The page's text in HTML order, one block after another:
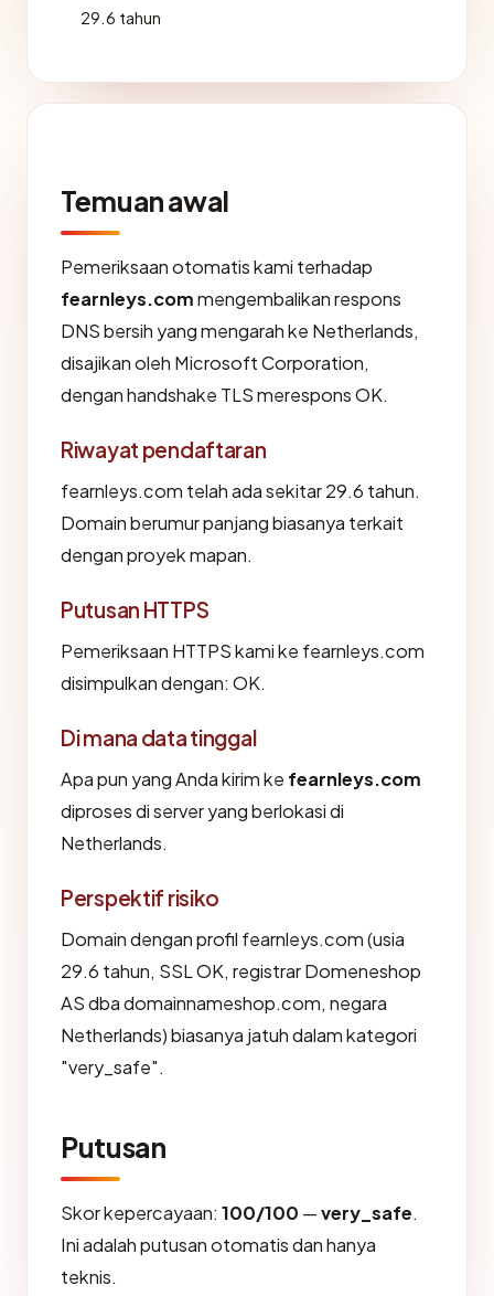
29.6 tahun
Temuan awal
Pemeriksaan otomatis kami terhadap
fearnleys.commengembalikan respons
DNS bersih yang mengarah ke Netherlands,
disajikan oleh Microsoft Corporation,
dengan handshake TLS merespons OK.
Riwayat pendaftaran
fearnleys.com telah ada sekitar 29.6 tahun.
Domain berumur panjang biasanya terkait
dengan proyek mapan.
Putusan HTTPS
Pemeriksaan HTTPS kami ke fearnleys.com
disimpulkan dengan: OK.
Di mana data tinggal
Apa pun yang Anda kirim ke fearnleys.com
diproses di server yang berlokasi di
Netherlands.
Perspektif risiko
Domain dengan profil fearnleys.com (usia
29.6 tahun, SSL OK, registrar Domeneshop
AS dba domainnameshop.com, negara
Netherlands) biasanya jatuh dalam kategori
"very_safe".
Putusan
Skor kepercayaan: 100/100 —very_safe.
Ini adalah putusan otomatis dan hanya
teknis.